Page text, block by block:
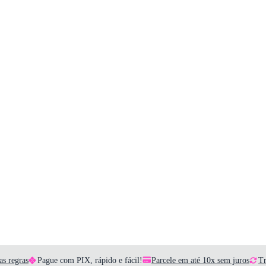
regras Pague com PIX, rápido e fácil! Parcele em até 10x sem juros